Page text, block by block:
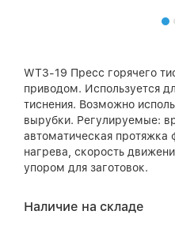
WT3-19 Пресс горячего
приводом. Используется
тиснения. Возможно
вырубки. Регулируемые:
автоматическая протяжка
нагрева, скорость
упором для заготовок.
Наличие на складе